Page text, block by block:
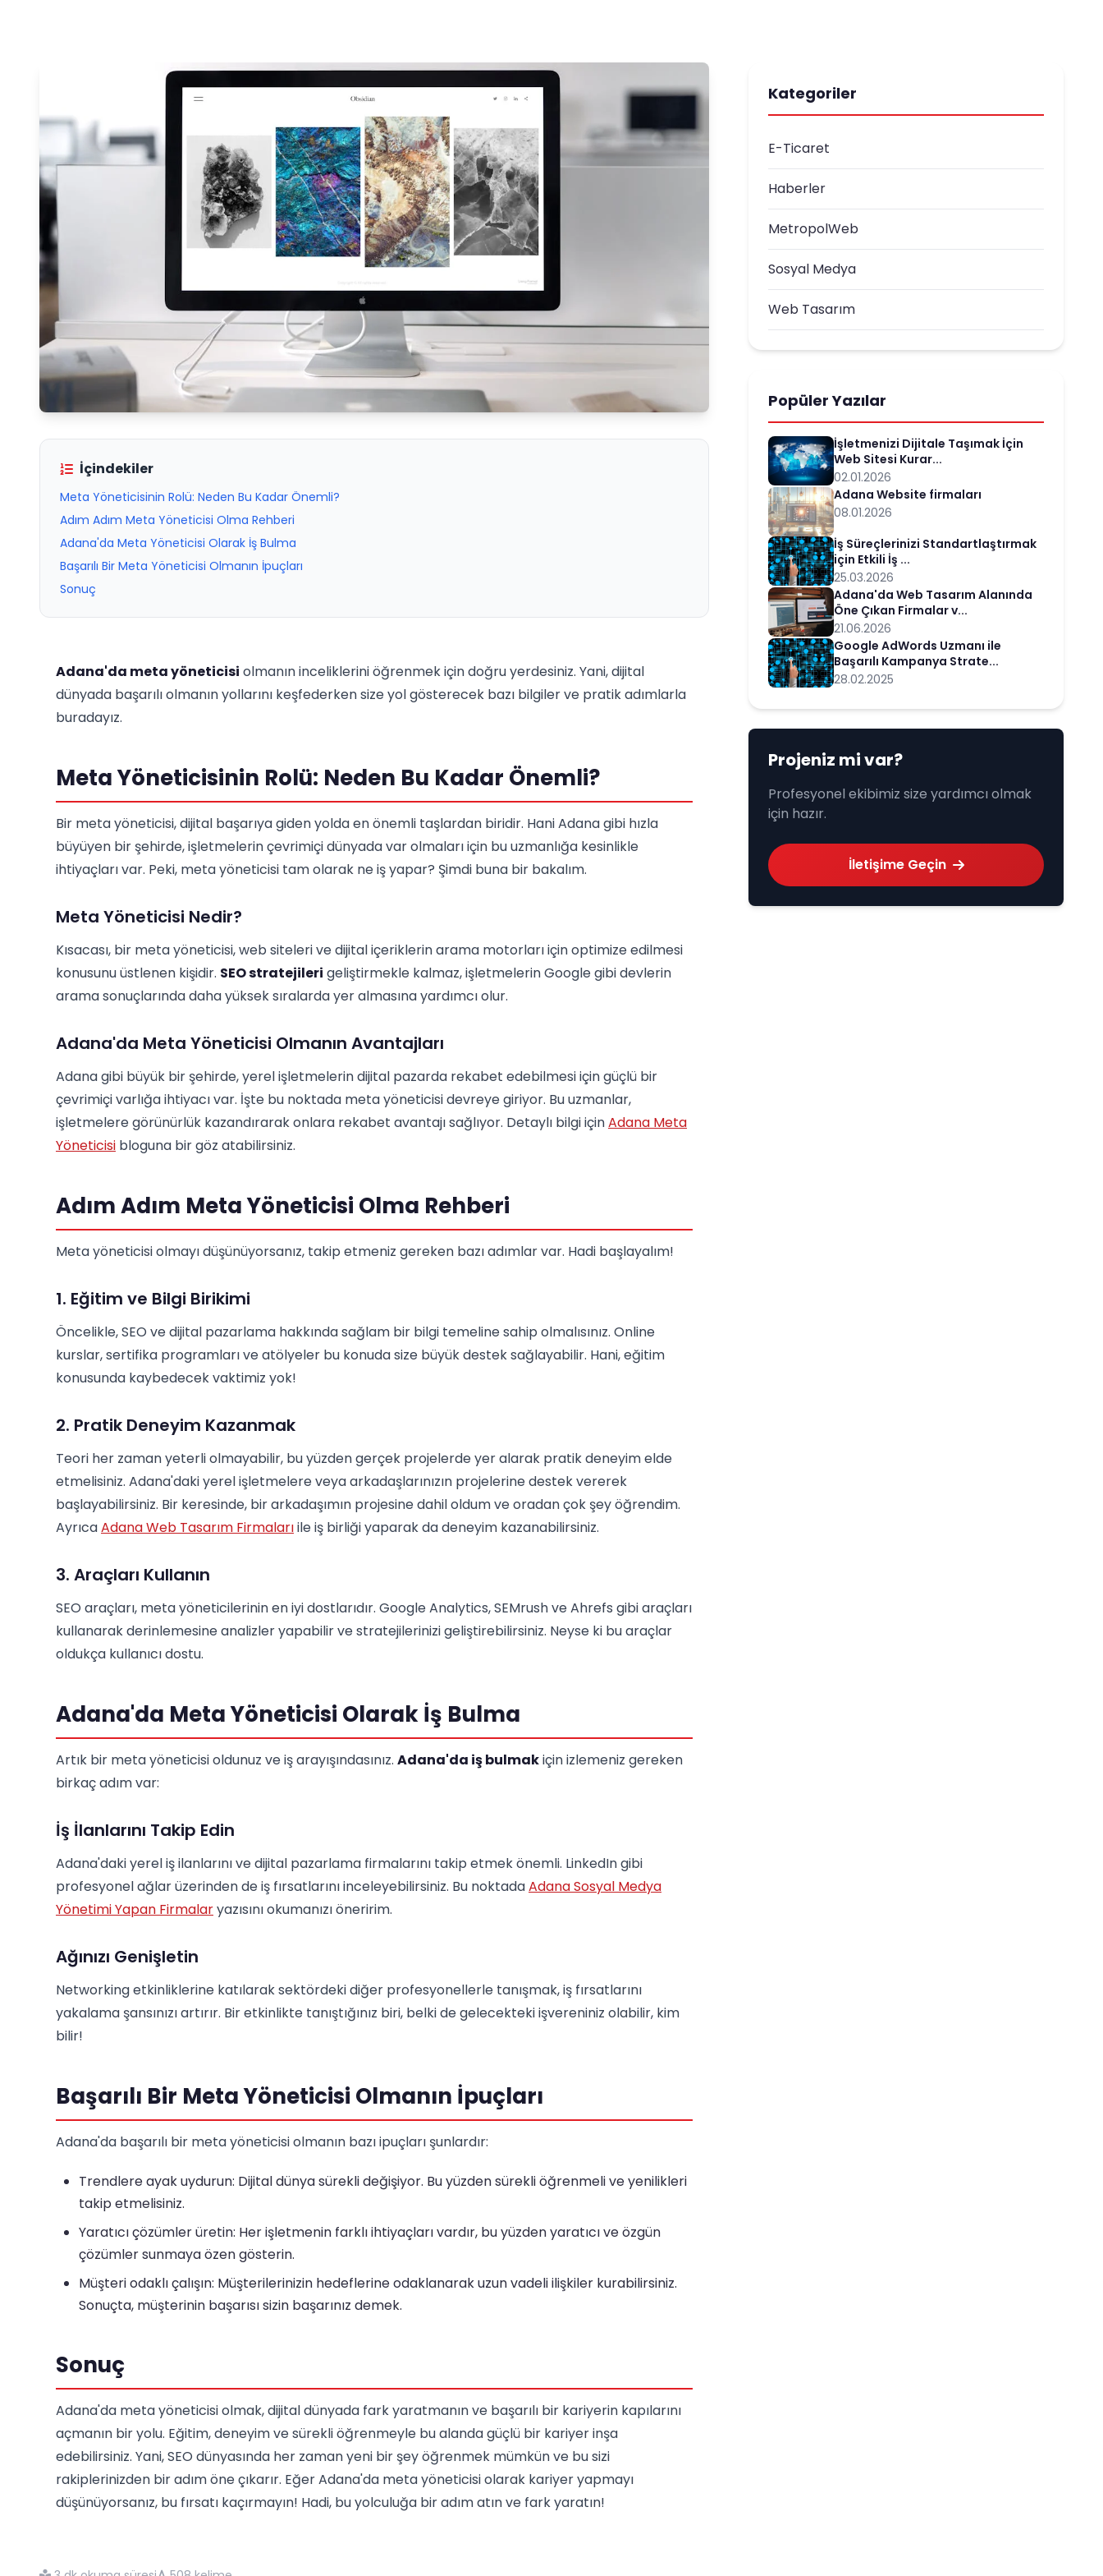
İçindekiler
Meta Yöneticisinin Rolü: Neden Bu Kadar Önemli?
Adım Adım Meta Yöneticisi Olma Rehberi
Adana'da Meta Yöneticisi Olarak İş Bulma
Başarılı Bir Meta Yöneticisi Olmanın İpuçları
Sonuç
Adana'da meta yöneticisi olmanın inceliklerini öğrenmek için doğru yerdesiniz. Yani, dijital
dünyada başarılı olmanın yollarını keşfederken size yol gösterecek bazı bilgiler ve pratik adımlarla
buradayız.
Meta Yöneticisinin Rolü: Neden Bu Kadar Önemli?
Bir meta yöneticisi, dijital başarıya giden yolda en önemli taşlardan biridir. Hani Adana gibi hızla
büyüyen bir şehirde, işletmelerin çevrimiçi dünyada var olmaları için bu uzmanlığa kesinlikle
ihtiyaçları var. Peki, meta yöneticisi tam olarak ne iş yapar? Şimdi buna bir bakalım.
Meta Yöneticisi Nedir?
Kısacası, bir meta yöneticisi, web siteleri ve dijital içeriklerin arama motorları için optimize edilmesi
konusunu üstlenen kişidir. SEO stratejileri geliştirmekle kalmaz, işletmelerin Google gibi devlerin
arama sonuçlarında daha yüksek sıralarda yer almasına yardımcı olur.
Adana'da Meta Yöneticisi Olmanın Avantajları
Adana gibi büyük bir şehirde, yerel işletmelerin dijital pazarda rekabet edebilmesi için güçlü bir
çevrimiçi varlığa ihtiyacı var. İşte bu noktada meta yöneticisi devreye giriyor. Bu uzmanlar,
işletmelere görünürlük kazandırarak onlara rekabet avantajı sağlıyor. Detaylı bilgi içinAdana Meta
Yöneticisi bloguna bir göz atabilirsiniz.
Adım Adım Meta Yöneticisi Olma Rehberi
Meta yöneticisi olmayı düşünüyorsanız, takip etmeniz gereken bazı adımlar var. Hadi başlayalım!
1. Eğitim ve Bilgi Birikimi
Öncelikle, SEO ve dijital pazarlama hakkında sağlam bir bilgi temeline sahip olmalısınız. Online
kurslar, sertifika programları ve atölyeler bu konuda size büyük destek sağlayabilir. Hani, eğitim
konusunda kaybedecek vaktimiz yok!
2. Pratik Deneyim Kazanmak
Teori her zaman yeterli olmayabilir, bu yüzden gerçek projelerde yer alarak pratik deneyim elde
etmelisiniz. Adana'daki yerel işletmelere veya arkadaşlarınızın projelerine destek vererek
başlayabilirsiniz. Bir keresinde, bir arkadaşımın projesine dahil oldum ve oradan çok şey öğrendim.
AyrıcaAdana Web Tasarım Firmalarıile iş birliği yaparak da deneyim kazanabilirsiniz.
3. Araçları Kullanın
SEO araçları, meta yöneticilerinin en iyi dostlarıdır. Google Analytics, SEMrush ve Ahrefs gibi araçları
kullanarak derinlemesine analizler yapabilir ve stratejilerinizi geliştirebilirsiniz. Neyse ki bu araçlar
oldukça kullanıcı dostu.
Adana'da Meta Yöneticisi Olarak İş Bulma
Artık bir meta yöneticisi oldunuz ve iş arayışındasınız. Adana'da iş bulmakiçin izlemeniz gereken
birkaç adım var:
İş İlanlarını Takip Edin
Adana'daki yerel iş ilanlarını ve dijital pazarlama firmalarını takip etmek önemli. LinkedIn gibi
profesyonel ağlar üzerinden de iş fırsatlarını inceleyebilirsiniz. Bu noktadaAdana Sosyal Medya
Yönetimi Yapan Firmalaryazısını okumanızı öneririm.
Ağınızı Genişletin
Networking etkinliklerine katılarak sektördeki diğer profesyonellerle tanışmak, iş fırsatlarını
yakalama şansınızı artırır. Bir etkinlikte tanıştığınız biri, belki de gelecekteki işvereniniz olabilir, kim
bilir!
Başarılı Bir Meta Yöneticisi Olmanın İpuçları
Adana'da başarılı bir meta yöneticisi olmanın bazı ipuçları şunlardır:
Trendlere ayak uydurun: Dijital dünya sürekli değişiyor. Bu yüzden sürekli öğrenmeli ve yenilikleri
takip etmelisiniz.
Yaratıcı çözümler üretin: Her işletmenin farklı ihtiyaçları vardır, bu yüzden yaratıcı ve özgün
çözümler sunmaya özen gösterin.
Müşteri odaklı çalışın: Müşterilerinizin hedeflerine odaklanarak uzun vadeli ilişkiler kurabilirsiniz.
Sonuçta, müşterinin başarısı sizin başarınız demek.
Sonuç
Adana'da meta yöneticisi olmak, dijital dünyada fark yaratmanın ve başarılı bir kariyerin kapılarını
açmanın bir yolu. Eğitim, deneyim ve sürekli öğrenmeyle bu alanda güçlü bir kariyer inşa
edebilirsiniz. Yani, SEO dünyasında her zaman yeni bir şey öğrenmek mümkün ve bu sizi
rakiplerinizden bir adım öne çıkarır. Eğer Adana'da meta yöneticisi olarak kariyer yapmayı
düşünüyorsanız, bu fırsatı kaçırmayın! Hadi, bu yolculuğa bir adım atın ve fark yaratın!
Kategoriler
E-Ticaret
Haberler
MetropolWeb
Sosyal Medya
Web Tasarım
Popüler Yazılar
İşletmenizi Dijitale Taşımak İçin
Web Sitesi Kurar...
02.01.2026
Adana Website firmaları
08.01.2026
İş Süreçlerinizi Standartlaştırmak
için Etkili İş ...
25.03.2026
Adana'da Web Tasarım Alanında
Öne Çıkan Firmalar v...
21.06.2026
Google AdWords Uzmanı ile
Başarılı Kampanya Strate...
28.02.2025
Projeniz mi var?
Profesyonel ekibimiz size yardımcı olmak
için hazır.
İletişime Geçin